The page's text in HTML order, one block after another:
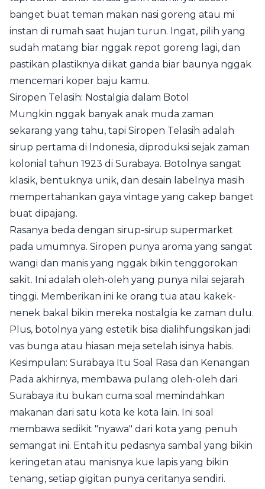
banget buat teman makan nasi goreng atau mi
instan di rumah saat hujan turun. Ingat, pilih yang
sudah matang biar nggak repot goreng lagi, dan
pastikan plastiknya diikat ganda biar baunya nggak
mencemari koper baju kamu.
Siropen Telasih: Nostalgia dalam Botol
Mungkin nggak banyak anak muda zaman
sekarang yang tahu, tapi Siropen Telasih adalah
sirup pertama di Indonesia, diproduksi sejak zaman
kolonial tahun 1923 di Surabaya. Botolnya sangat
klasik, bentuknya unik, dan desain labelnya masih
mempertahankan gaya vintage yang cakep banget
buat dipajang.
Rasanya beda dengan sirup-sirup supermarket
pada umumnya. Siropen punya aroma yang sangat
wangi dan manis yang nggak bikin tenggorokan
sakit. Ini adalah oleh-oleh yang punya nilai sejarah
tinggi. Memberikan ini ke orang tua atau kakek-
nenek bakal bikin mereka nostalgia ke zaman dulu.
Plus, botolnya yang estetik bisa dialihfungsikan jadi
vas bunga atau hiasan meja setelah isinya habis.
Kesimpulan: Surabaya Itu Soal Rasa dan Kenangan
Pada akhirnya, membawa pulang oleh-oleh dari
Surabaya itu bukan cuma soal memindahkan
makanan dari satu kota ke kota lain. Ini soal
membawa sedikit "nyawa" dari kota yang penuh
semangat ini. Entah itu pedasnya sambal yang bikin
keringetan atau manisnya kue lapis yang bikin
tenang, setiap gigitan punya ceritanya sendiri.